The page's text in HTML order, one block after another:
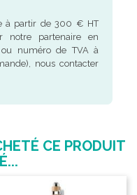
à partir de 300 € HT
notre partenaire en
ou numéro de TVA à
nous contacter
CE PRODUIT